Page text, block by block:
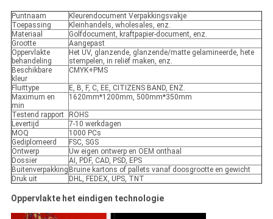
Puntnaam
Kleurendocument Verpakkingsvakje
Toepassing
Kleinhandels, wholesales, enz.
Materiaal
Golfdocument, kraftpapier-document, enz.
Grootte
Aangepast
Oppervlakte
behandeling
Het UV, glanzende, glanzende/matte gelamineerde, hete
stempelen, in reliëf maken, enz.
Beschikbare
kleur
CMYK+PMS
Fluittype
E, B, F, C, EE, CITIZENS BAND, ENZ.
Maximum en
min
1620mm*1200mm, 500mm*350mm
Testend rapport
ROHS
Levertijd
7-10 werkdagen
MOQ
1000 PCs
Gediplomeerd
FSC, SGS
Ontwerp
Uw eigen ontwerp en OEM onthaal
Dossier
AI, PDF, CAD, PSD, EPS
Buitenverpakking Bruine kartons of pallets vanaf doosgrootte en gewicht
Druk uit
DHL, FEDEX, UPS, TNT
Oppervlakte het eindigen technologie